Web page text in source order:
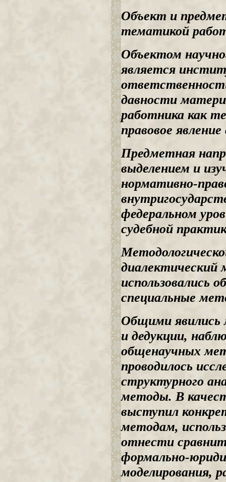
Объект и
тематикой
Объектом
является
давности
работника как
правовое
Предметная
выделением и
нормативно-
федеральном
судебной
диалектический
использовались
специальные
Общими явились
и дедукции,
общенаучных
проводилось
структурного
методы. В
выступил
методам,
отнести
формально-
моделирования,